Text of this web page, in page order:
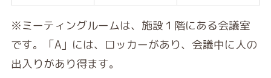
※ミーティングルームは、施設１階にある会議室
です。「A」には、ロッカーがあり、会議中に人の
出入りがあり得ます。